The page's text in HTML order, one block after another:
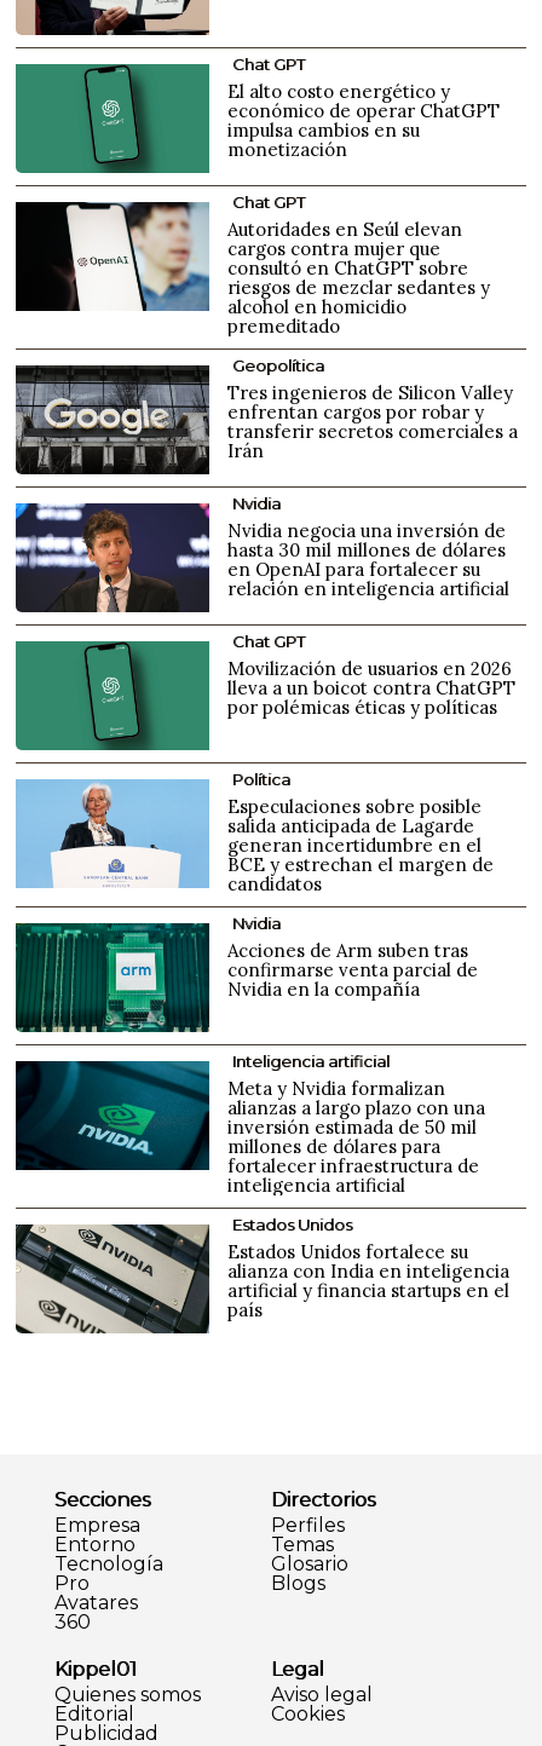
Chat GPT
El alto costo energético y
económico de operar ChatGPT
impulsa cambios en su
monetización
Chat GPT
Autoridades en Seúl elevan
cargos contra mujer que
consultó en ChatGPT sobre
riesgos de mezclar sedantes y
alcohol en homicidio
premeditado
Geopolítica
Tres ingenieros de Silicon Valley
enfrentan cargos por robar y
transferir secretos comerciales a
Irán
Nvidia
Nvidia negocia una inversión de
hasta 30 mil millones de dólares
en OpenAI para fortalecer su
relación en inteligencia artificial
Chat GPT
Movilización de usuarios en 2026
lleva a un boicot contra ChatGPT
por polémicas éticas y políticas
Política
Especulaciones sobre posible
salida anticipada de Lagarde
generan incertidumbre en el
BCE y estrechan el margen de
candidatos
Nvidia
Acciones de Arm suben tras
confirmarse venta parcial de
Nvidia en la compañía
Inteligencia artificial
Meta y Nvidia formalizan
alianzas a largo plazo con una
inversión estimada de 50 mil
millones de dólares para
fortalecer infraestructura de
inteligencia artificial
Estados Unidos
Estados Unidos fortalece su
alianza con India en inteligencia
artificial y financia startups en el
país
Secciones
Empresa
Entorno
Tecnología
Pro
Avatares
360
Directorios
Perfiles
Temas
Glosario
Blogs
Kippel01
Quienes somos
Editorial
Publicidad
Legal
Aviso legal
Cookies